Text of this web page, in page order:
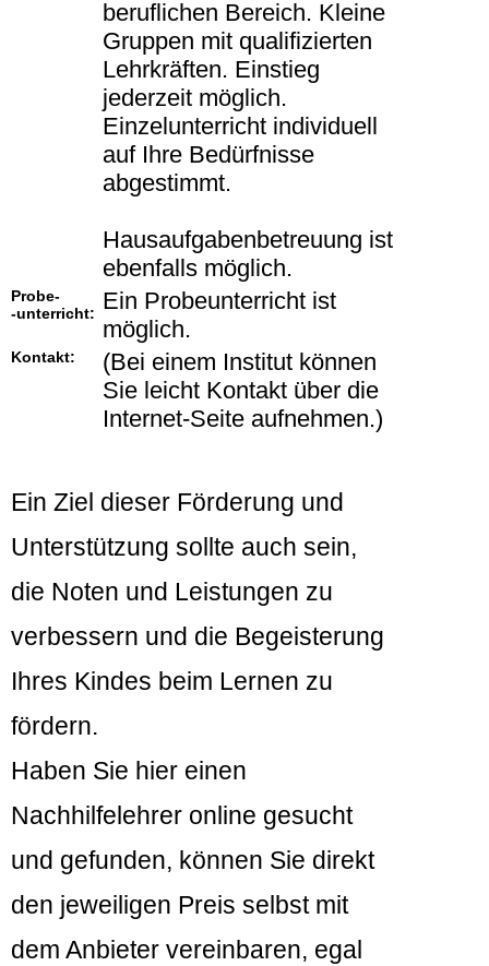
beruflichen Bereich. Kleine
Gruppen mit qualifizierten
Lehrkräften. Einstieg
jederzeit möglich.
Einzelunterricht individuell
auf Ihre Bedürfnisse
abgestimmt.
Hausaufgabenbetreuung ist
ebenfalls möglich.
Probe-
-unterricht: Ein Probeunterricht ist
möglich.
Kontakt:
(Bei einem Institut können
Sie leicht Kontakt über die
Internet-Seite aufnehmen.)
Ein Ziel dieser Förderung und
Unterstützung sollte auch sein,
die Noten und Leistungen zu
verbessern und die Begeisterung
Ihres Kindes beim Lernen zu
fördern.
Haben Sie hier einen
Nachhilfelehrer online gesucht
und gefunden, können Sie direkt
den jeweiligen Preis selbst mit
dem Anbieter vereinbaren, egal